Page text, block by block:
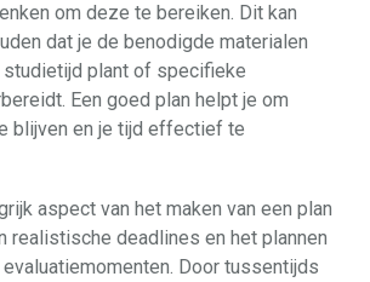
om deze te bereiken. Dit kan
dat je de benodigde materialen
plant of specifieke
Een goed plan helpt je om
blijven en je tijd effectief te
aspect van het maken van een plan
realistische deadlines en het plannen
Door tussentijds